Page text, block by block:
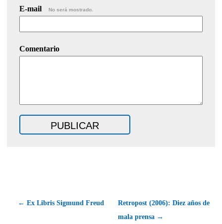
E-mail No será mostrado.
Comentario
← Ex Libris Sigmund Freud
Retropost (2006): Diez años de
mala prensa →